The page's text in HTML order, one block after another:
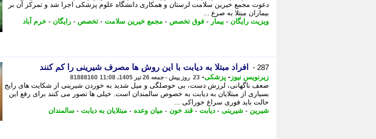
دعوت مجمع خیرین سلامت لرستان و همکاری دانشگاه علوم پزشکی اجرا شد و تمرکز آن بر
بیماران مبتلا به صرع ...
ویزیت رایگان - بیمار - فوق تخصص - مجمع خیرین سلامت - تخصص - رایگان - خرم آباد
287 - افراد مبتلا به دیابت با این روش ها مصرف شیرینی را کم کنند
زیرنویس نیوز - پزشکی- 23 روز پیش - جمعه 26 تیر 1405، 11:08 81888160
ضعف ناگهانی، لرزش دست، بی حوصلگی و میل شدید به خوردن شیرینی از شکایت های رایج
بسیاری از مبتلایان به دیابت به خصوص سالمندان است. خیلی ها تصور می کنند برای رفع این
حالت باید فوری سراغ خوراکی ...
شیرین - شیرینی - دیابت - قند خون - میان وعده - مبتلایان به دیابت - سالمندان